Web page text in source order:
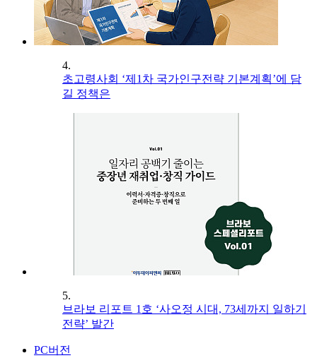
4.
초고령사회 ‘제1차 국가인구전략 기본계획’에 담
길 정책은
5.
브라보 리포트 1호 ‘사오정 시대, 73세까지 일하기
전략’ 발간
PC버전